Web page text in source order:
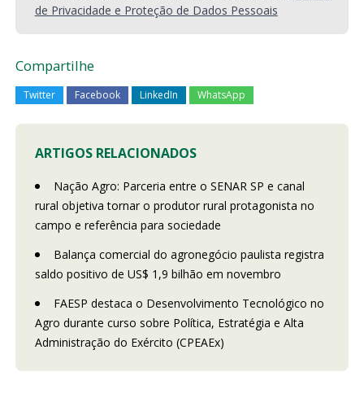
de Privacidade e Proteção de Dados Pessoais
Compartilhe
Twitter Facebook LinkedIn WhatsApp
ARTIGOS RELACIONADOS
Nação Agro: Parceria entre o SENAR SP e canal
rural objetiva tornar o produtor rural protagonista no
campo e referência para sociedade
Balança comercial do agronegócio paulista registra
saldo positivo de US$ 1,9 bilhão em novembro
FAESP destaca o Desenvolvimento Tecnológico no
Agro durante curso sobre Política, Estratégia e Alta
Administração do Exército (CPEAEx)